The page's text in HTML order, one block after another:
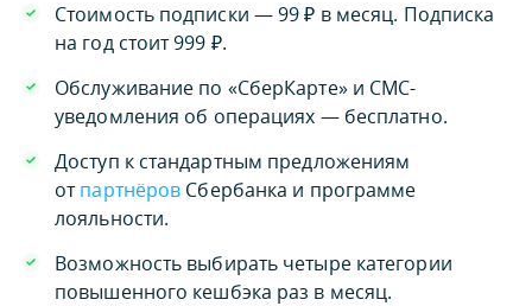
Стоимость подписки — 99 ₽ в месяц. Подписка
на год стоит 999 ₽.
Обслуживание по «СберКарте» и СМС-
уведомления об операциях — бесплатно.
Доступ к стандартным предложениям
отпартнёров Сбербанка и программе
лояльности.
Возможность выбирать четыре категории
повышенного кешбэка раз в месяц.